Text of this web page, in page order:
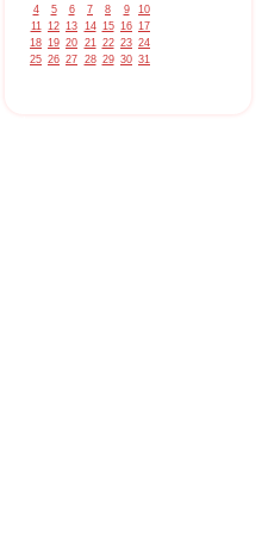
4
5 6 7 8 9
10
11 12 13 14 15 16 17
18 19 20 21 22 23 24
25 26 27 28 29 30 31